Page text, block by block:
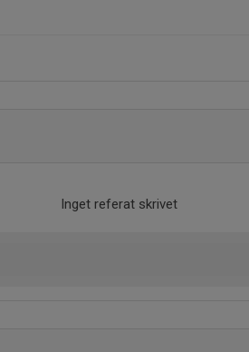
Inget referat skrivet